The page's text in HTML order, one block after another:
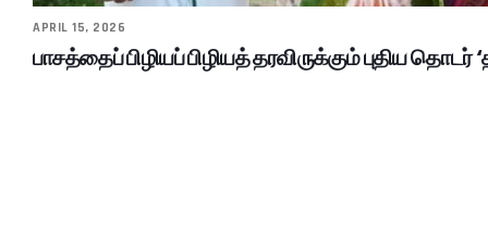
APRIL 15, 2026
பாசத்தைப் பிழியப் பிழியத் தரவிருக்கும் புதிய தொடர்